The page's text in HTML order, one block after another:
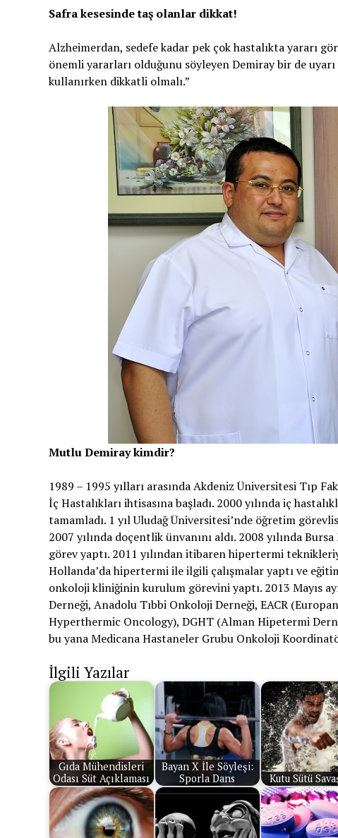
Safra kesesinde taş olanlar dikkat!
Alzheimerdan, sedefe kadar pek çok hastalıkta yararı
önemli yararları olduğunu söyleyen Demiray bir de
kullanırken dikkatli olmalı.”
Mutlu Demiray kimdir?
1989 – 1995 yılları arasında Akdeniz Üniversitesi Tıp
İç Hastalıkları ihtisasına başladı. 2000 yılında iç
tamamladı. 1 yıl Uludağ Üniversitesi’nde öğretim
2007 yılında doçentlik ünvanını aldı. 2008 yılında
görev yaptı. 2011 yılından itibaren hipertermi
Hollanda’da hipertermi ile ilgili çalışmalar yaptı ve
onkoloji kliniğinin kurulum görevini yaptı. 2013 Mayıs
Derneği, Anadolu Tıbbi Onkoloji Derneği, EACR
Hyperthermic Oncology), DGHT (Alman Hipetermi
bu yana Medicana Hastaneler Grubu Onkoloji
İlgili Yazılar
Gıda Mühendisleri
Odası Süt Açıklaması
Bayan X İle Söyleşi:
Sporla Dans
Kutu Sütü